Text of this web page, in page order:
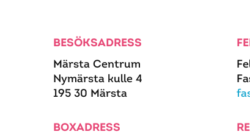
BESÖKSADRESS
Märsta Centrum
Nymärsta kulle 4
195 30 Märsta
BOXADRESS